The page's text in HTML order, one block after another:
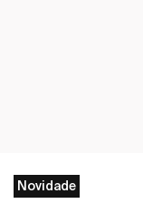
Novidade